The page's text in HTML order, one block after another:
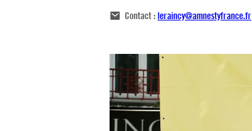
Contact :leraincy@amnestyfrance.fr